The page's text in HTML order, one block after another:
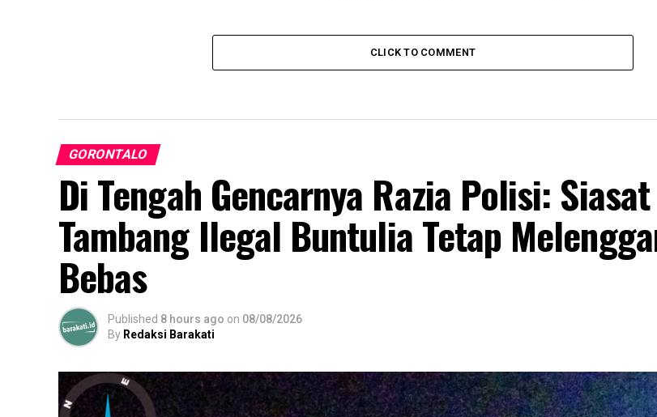
CLICK TO COMMENT
GORONTALO
Di Tengah Gencarnya Razia Polisi: Siasat
Tambang Ilegal Buntulia Tetap
Bebas
Published 8 hours ago on 08/08/2026
By Redaksi Barakati